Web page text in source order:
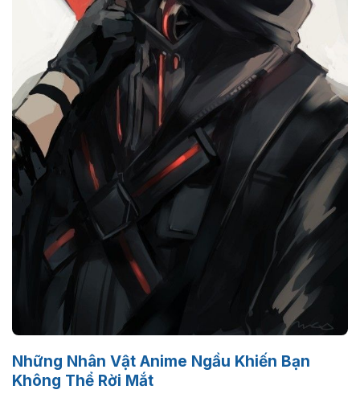
Những Nhân Vật Anime Ngầu Khiến Bạn
Không Thể Rời Mắt